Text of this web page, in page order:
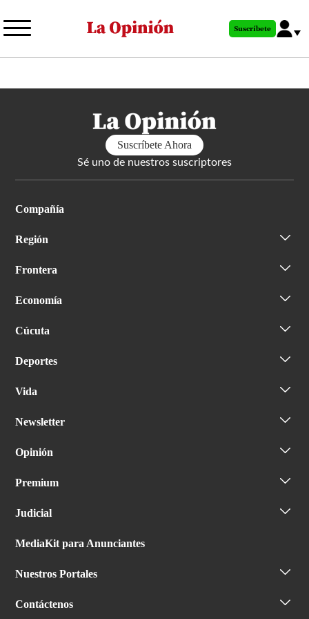
al
principal
Suscríbete
Suscríbete Ahora
Sé uno de nuestros suscriptores
Compañía
Región
Frontera
Economía
Cúcuta
Deportes
Vida
Newsletter
Opinión
Premium
Judicial
MediaKit para Anunciantes
Nuestros Portales
Contáctenos